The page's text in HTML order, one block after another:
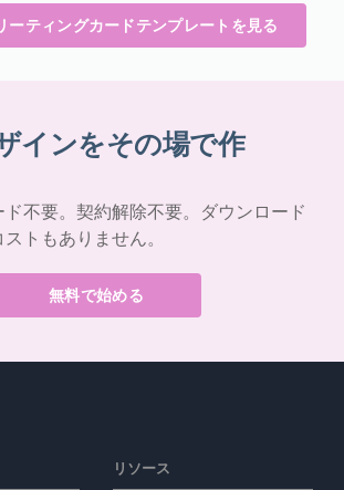
ーティングカードテンプレートを見る
インをその場で作
不要。契約解除不要。ダウンロード
トもありません。
無料で始める
リソース